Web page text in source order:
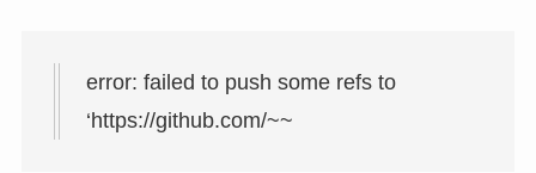
error: failed to push some refs to
‘https://github.com/~~